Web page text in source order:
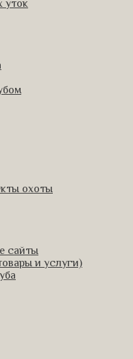
уток
охоты
сайты
и услуги)